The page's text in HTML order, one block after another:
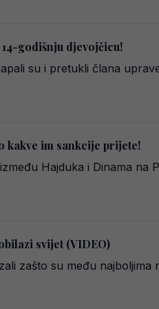
godišnju djevojčicu!
su i pretukli člana
kakve im sankcije prijete!
Hajduka i Dinama na
svijet (VIDEO)
zašto su među